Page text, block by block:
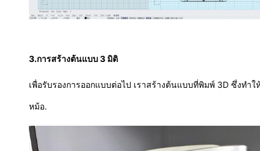
3.การสร้างต้นแบบ 3 มิติ
เพื่อรับรองการออกแบบต่อไป เราสร้างต้นแบบที่พิมพ์ 3D ซึ่งทํ
หม้อ.